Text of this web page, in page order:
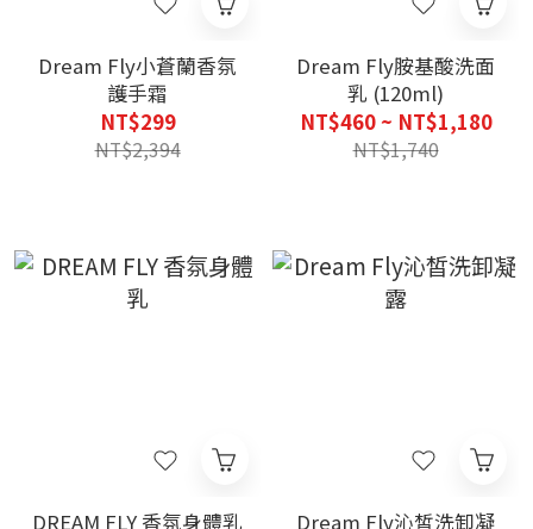
Dream Fly小蒼蘭香氛
護手霜
NT$299
NT$2,394
Dream Fly胺基酸洗面
乳 (120ml)
NT$460 ~ NT$1,180
NT$1,740
DREAM FLY 香氛身體乳
Dream Fly沁皙洗卸凝